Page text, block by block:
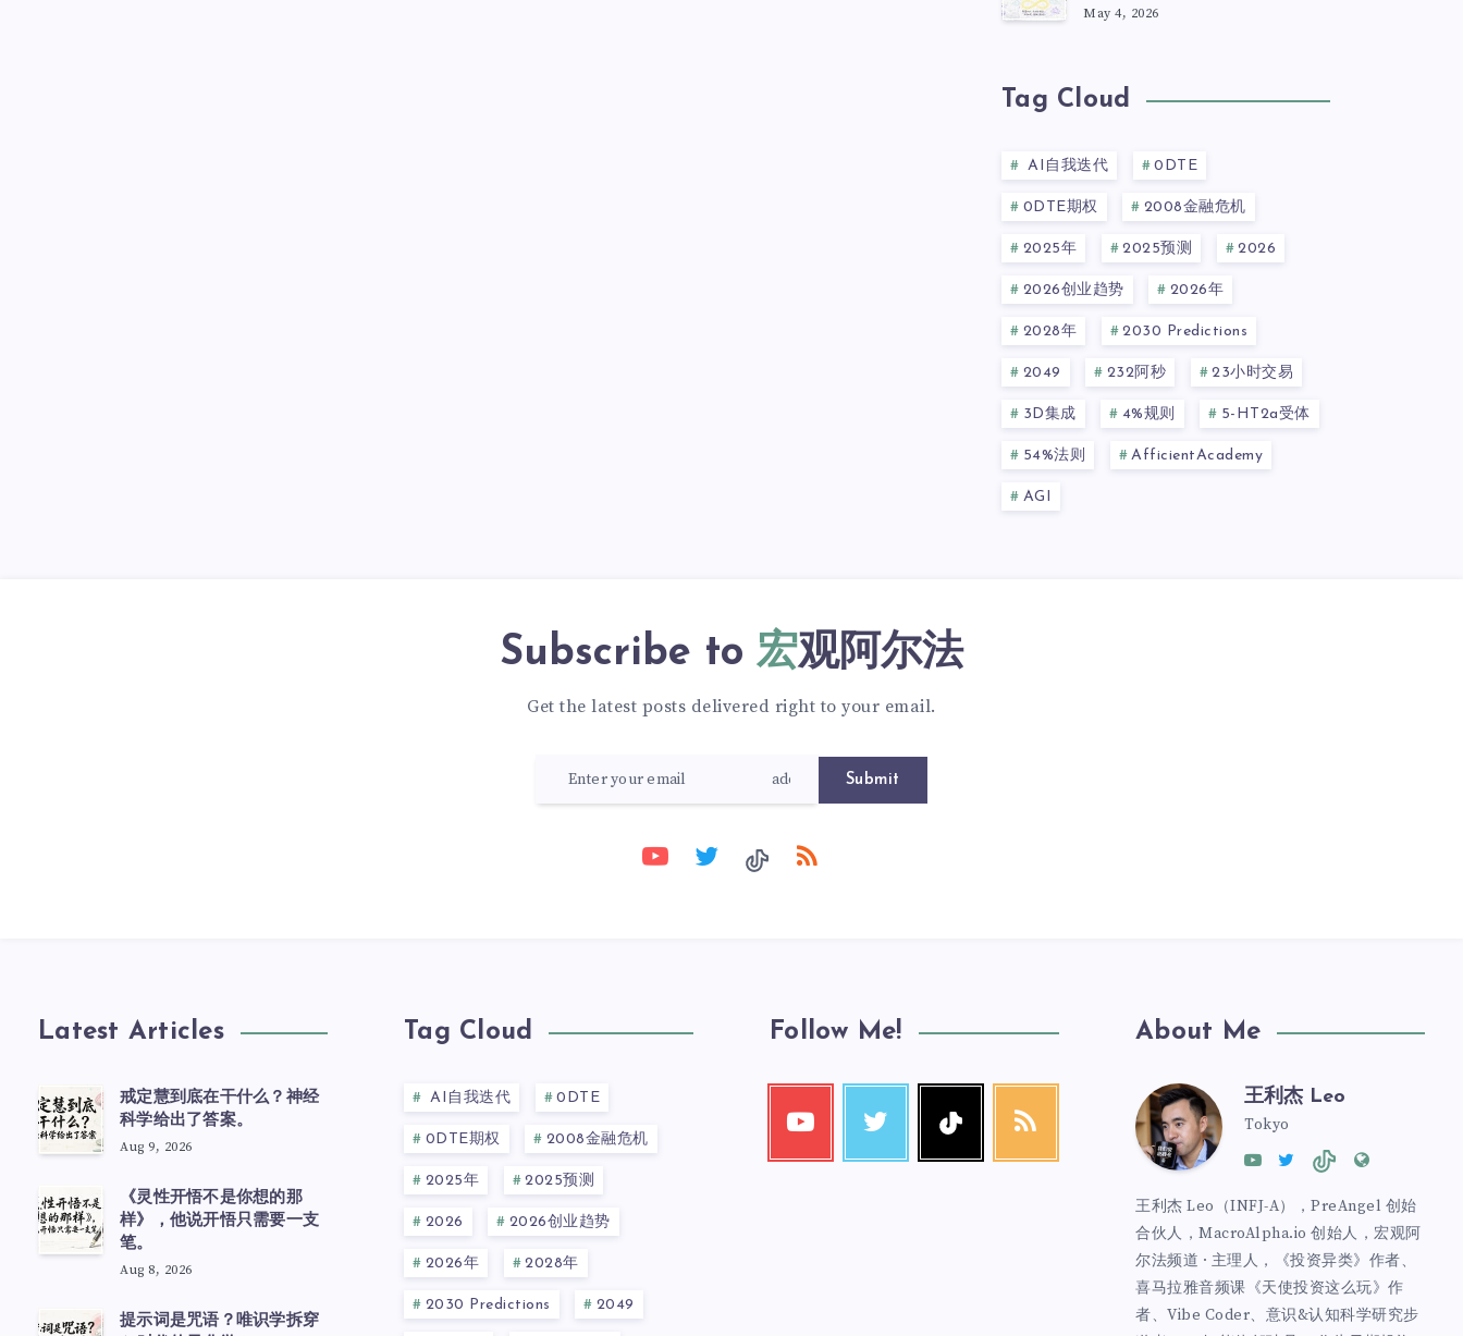
May 4, 2026
Tag Cloud
AI自我迭代 0DTE
0DTE期权 2008金融危机
2025年 2025预测 2026
2026创业趋势 2026年
2028年 2030 Predictions
2049 232阿秒 23小时交易
3D集成 4%规则 5-HT2a受体
54%法则 AfficientAcademy
AGI
Subscribe to 宏观阿尔法
Get the latest posts delivered right to your email.
Submit
Latest Articles
戒定慧到底在干什么？神经
科学给出了答案。
Aug 9, 2026
《灵性开悟不是你想的那
样》，他说开悟只需要一支
笔。
Aug 8, 2026
提示词是咒语？唯识学拆穿
Tag Cloud
AI自我迭代 0DTE
0DTE期权 2008金融危机
2025年 2025预测
2026 2026创业趋势
2026年 2028年
2030 Predictions 2049
Follow Me! About Me
王利杰 Leo
Tokyo
王利杰 Leo（INFJ-A），PreAngel 创始
合伙人，MacroAlpha.io 创始人，宏观阿
尔法频道 · 主理人，《投资异类》作者、
喜马拉雅音频课《天使投资这么玩》作
者、Vibe Coder、意识&认知科学研究步